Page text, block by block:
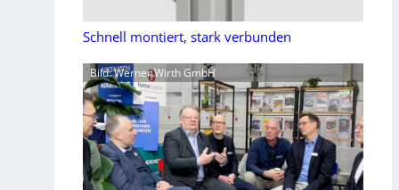
Schnell montiert, stark verbunden
Bild: Werner Wirth GmbH